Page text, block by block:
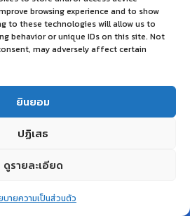
browsing experience and to show
to these technologies will allow us to
behavior or unique IDs on this site. Not
may adversely affect certain
ยินยอม
ปฏิเสธ
ดูรายละเอียด
บายความเป็นส่วนตัว
Wishlist